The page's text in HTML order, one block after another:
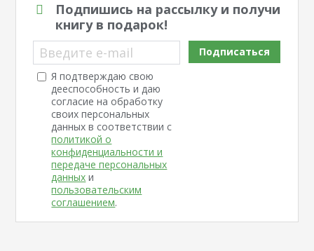
Подпишись на рассылку и получи
книгу в подарок!
Введите e-mail
Я подтверждаю свою
дееспособность и даю
согласие на обработку
своих персональных
данных в соответствии с
политикой о
конфиденциальности и
передаче персональных
данных и
пользовательским
соглашением.
Подписаться